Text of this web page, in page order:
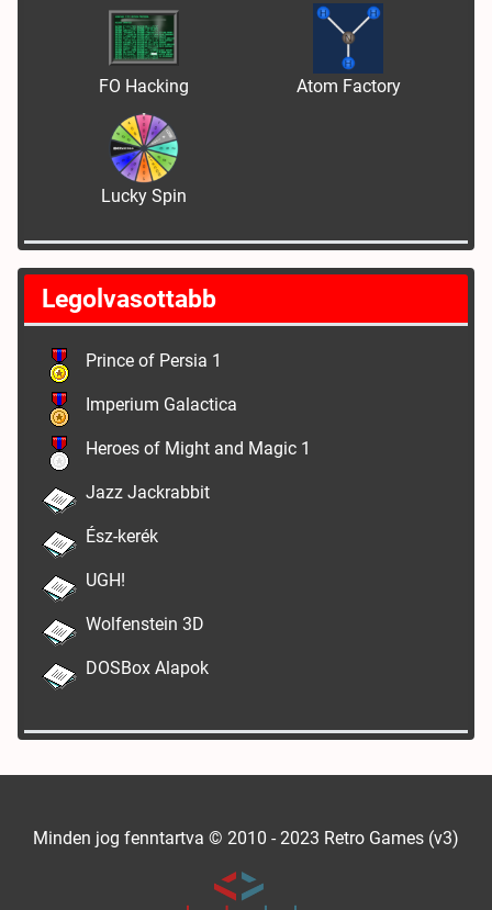
FO Hacking Atom Factory
Lucky Spin
Legolvasottabb
Prince of Persia 1
Imperium Galactica
Heroes of Might and Magic 1
Jazz Jackrabbit
Ész-kerék
UGH!
Wolfenstein 3D
DOSBox Alapok
Minden jog fenntartva © 2010 - 2023 Retro Games (v3)